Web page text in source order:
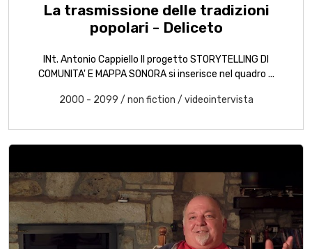
La trasmissione delle tradizioni
popolari - Deliceto
INt. Antonio Cappiello Il progetto STORYTELLING DI
COMUNITA' E MAPPA SONORA si inserisce nel quadro ...
2000 - 2099 / non fiction / videointervista